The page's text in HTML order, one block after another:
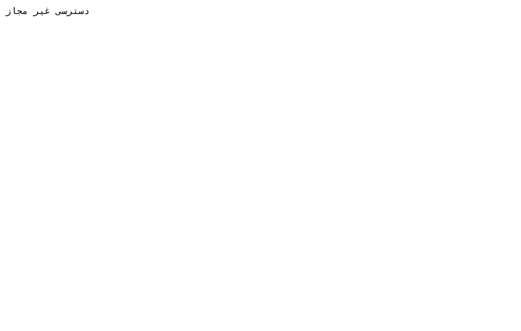
دسترسی غیر مجاز